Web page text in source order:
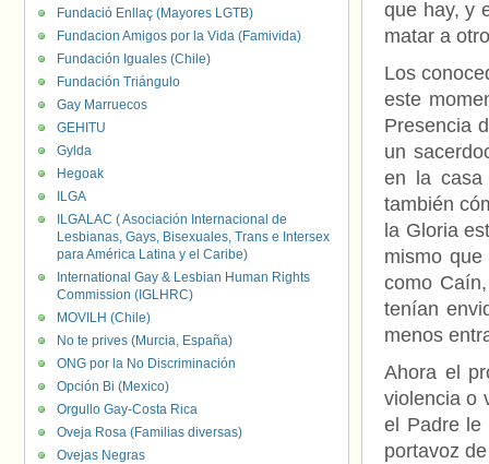
que hay, y
matar a
Los
este
Presencia
un
en la casa
también
la Gloria
mismo
como
tenían
menos
Ahora el
violencia o
el Padre le
portavoz
Fundació Enllaç (Mayores LGTB)
Fundacion Amigos por la Vida (Famivida)
Fundación Iguales (Chile)
Fundación Triángulo
Gay Marruecos
GEHITU
Gylda
Hegoak
ILGA
ILGALAC ( Asociación Internacional de
Lesbianas, Gays, Bisexuales, Trans e Intersex
para América Latina y el Caribe)
International Gay & Lesbian Human Rights
Commission (IGLHRC)
MOVILH (Chile)
No te prives (Murcia, España)
ONG por la No Discriminación
Opción Bi (Mexico)
Orgullo Gay-Costa Rica
Oveja Rosa (Familias diversas)
Ovejas Negras